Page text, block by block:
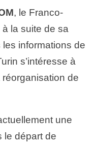
, le Franco-
la suite de sa
les informations de
s’intéresse à
de
une
le départ de